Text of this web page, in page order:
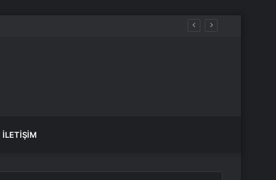
İLETIŞIM